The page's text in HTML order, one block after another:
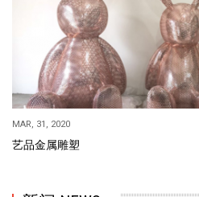
MAR, 31, 2020
艺品金属雕塑